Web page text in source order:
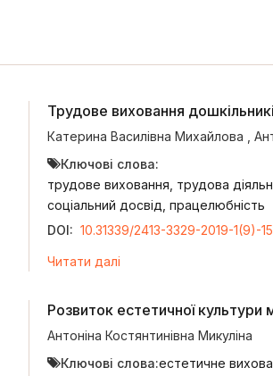
Трудове виховання
Катерина Василівна Михайлова
Ключові слова:
трудове виховання, трудова
соціальний досвід, працелюбність
DOI: 10.31339/2413-3329-2019-1(9)-
Читати далі
Розвиток естетичної
Антоніна Костянтинівна Микуліна
Ключові слова:естетичне